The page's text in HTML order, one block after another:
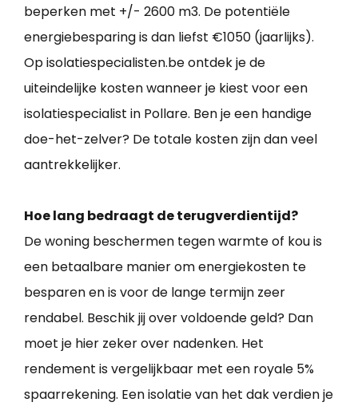
beperken met +/- 2600 m3. De potentiële
energiebesparing is dan liefst €1050 (jaarlijks).
Op isolatiespecialisten.be ontdek je de
uiteindelijke kosten wanneer je kiest voor een
isolatiespecialist in Pollare. Ben je een handige
doe-het-zelver? De totale kosten zijn dan veel
aantrekkelijker.
Hoe lang bedraagt de terugverdientijd?
De woning beschermen tegen warmte of kou is
een betaalbare manier om energiekosten te
besparen en is voor de lange termijn zeer
rendabel. Beschik jij over voldoende geld? Dan
moet je hier zeker over nadenken. Het
rendement is vergelijkbaar met een royale 5%
spaarrekening. Een isolatie van het dak verdien je